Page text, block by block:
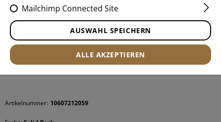
Artikelnummer: 10607212059
Mailchimp Connected Site
AUSWAHL SPEICHERN
ALLE AKZEPTIEREN